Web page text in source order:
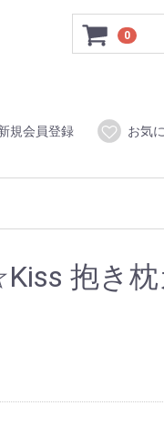
0
規会員登録 お気
抱き